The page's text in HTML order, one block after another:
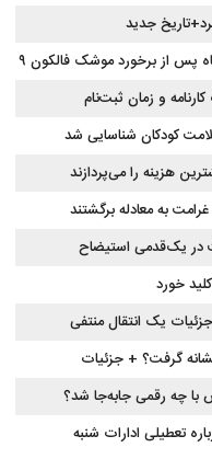
جدید
پس از برخورد موشک فالکون ۹
و زمان ثبت‌نام
هزینه را می‌پردازند
در یک‌قدمی استیضاح
یک انتقال منتفی
گرفت؟ + جزئیات
با چه رقمی جابه‌جا شد؟
تعطیلی ادارات شنبه